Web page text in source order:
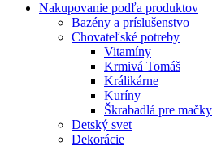
Nakupovanie podľa produktov
Bazény a príslušenstvo
Chovateľské potreby
Vitamíny
Krmivá Tomáš
Králikárne
Kuríny
Škrabadlá pre mačky
Detský svet
Dekorácie